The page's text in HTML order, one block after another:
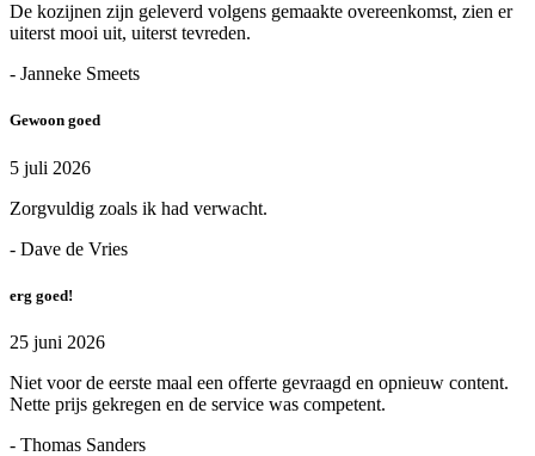
De kozijnen zijn geleverd volgens gemaakte overeenkomst, zien er
uiterst mooi uit, uiterst tevreden.
- Janneke Smeets
Gewoon goed
5 juli 2026
Zorgvuldig zoals ik had verwacht.
- Dave de Vries
erg goed!
25 juni 2026
Niet voor de eerste maal een offerte gevraagd en opnieuw content.
Nette prijs gekregen en de service was competent.
- Thomas Sanders